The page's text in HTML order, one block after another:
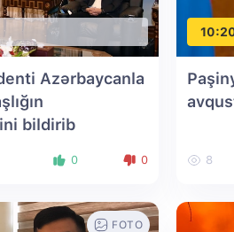
Azərbaycanla
bildirib
0 0 8
FOTO